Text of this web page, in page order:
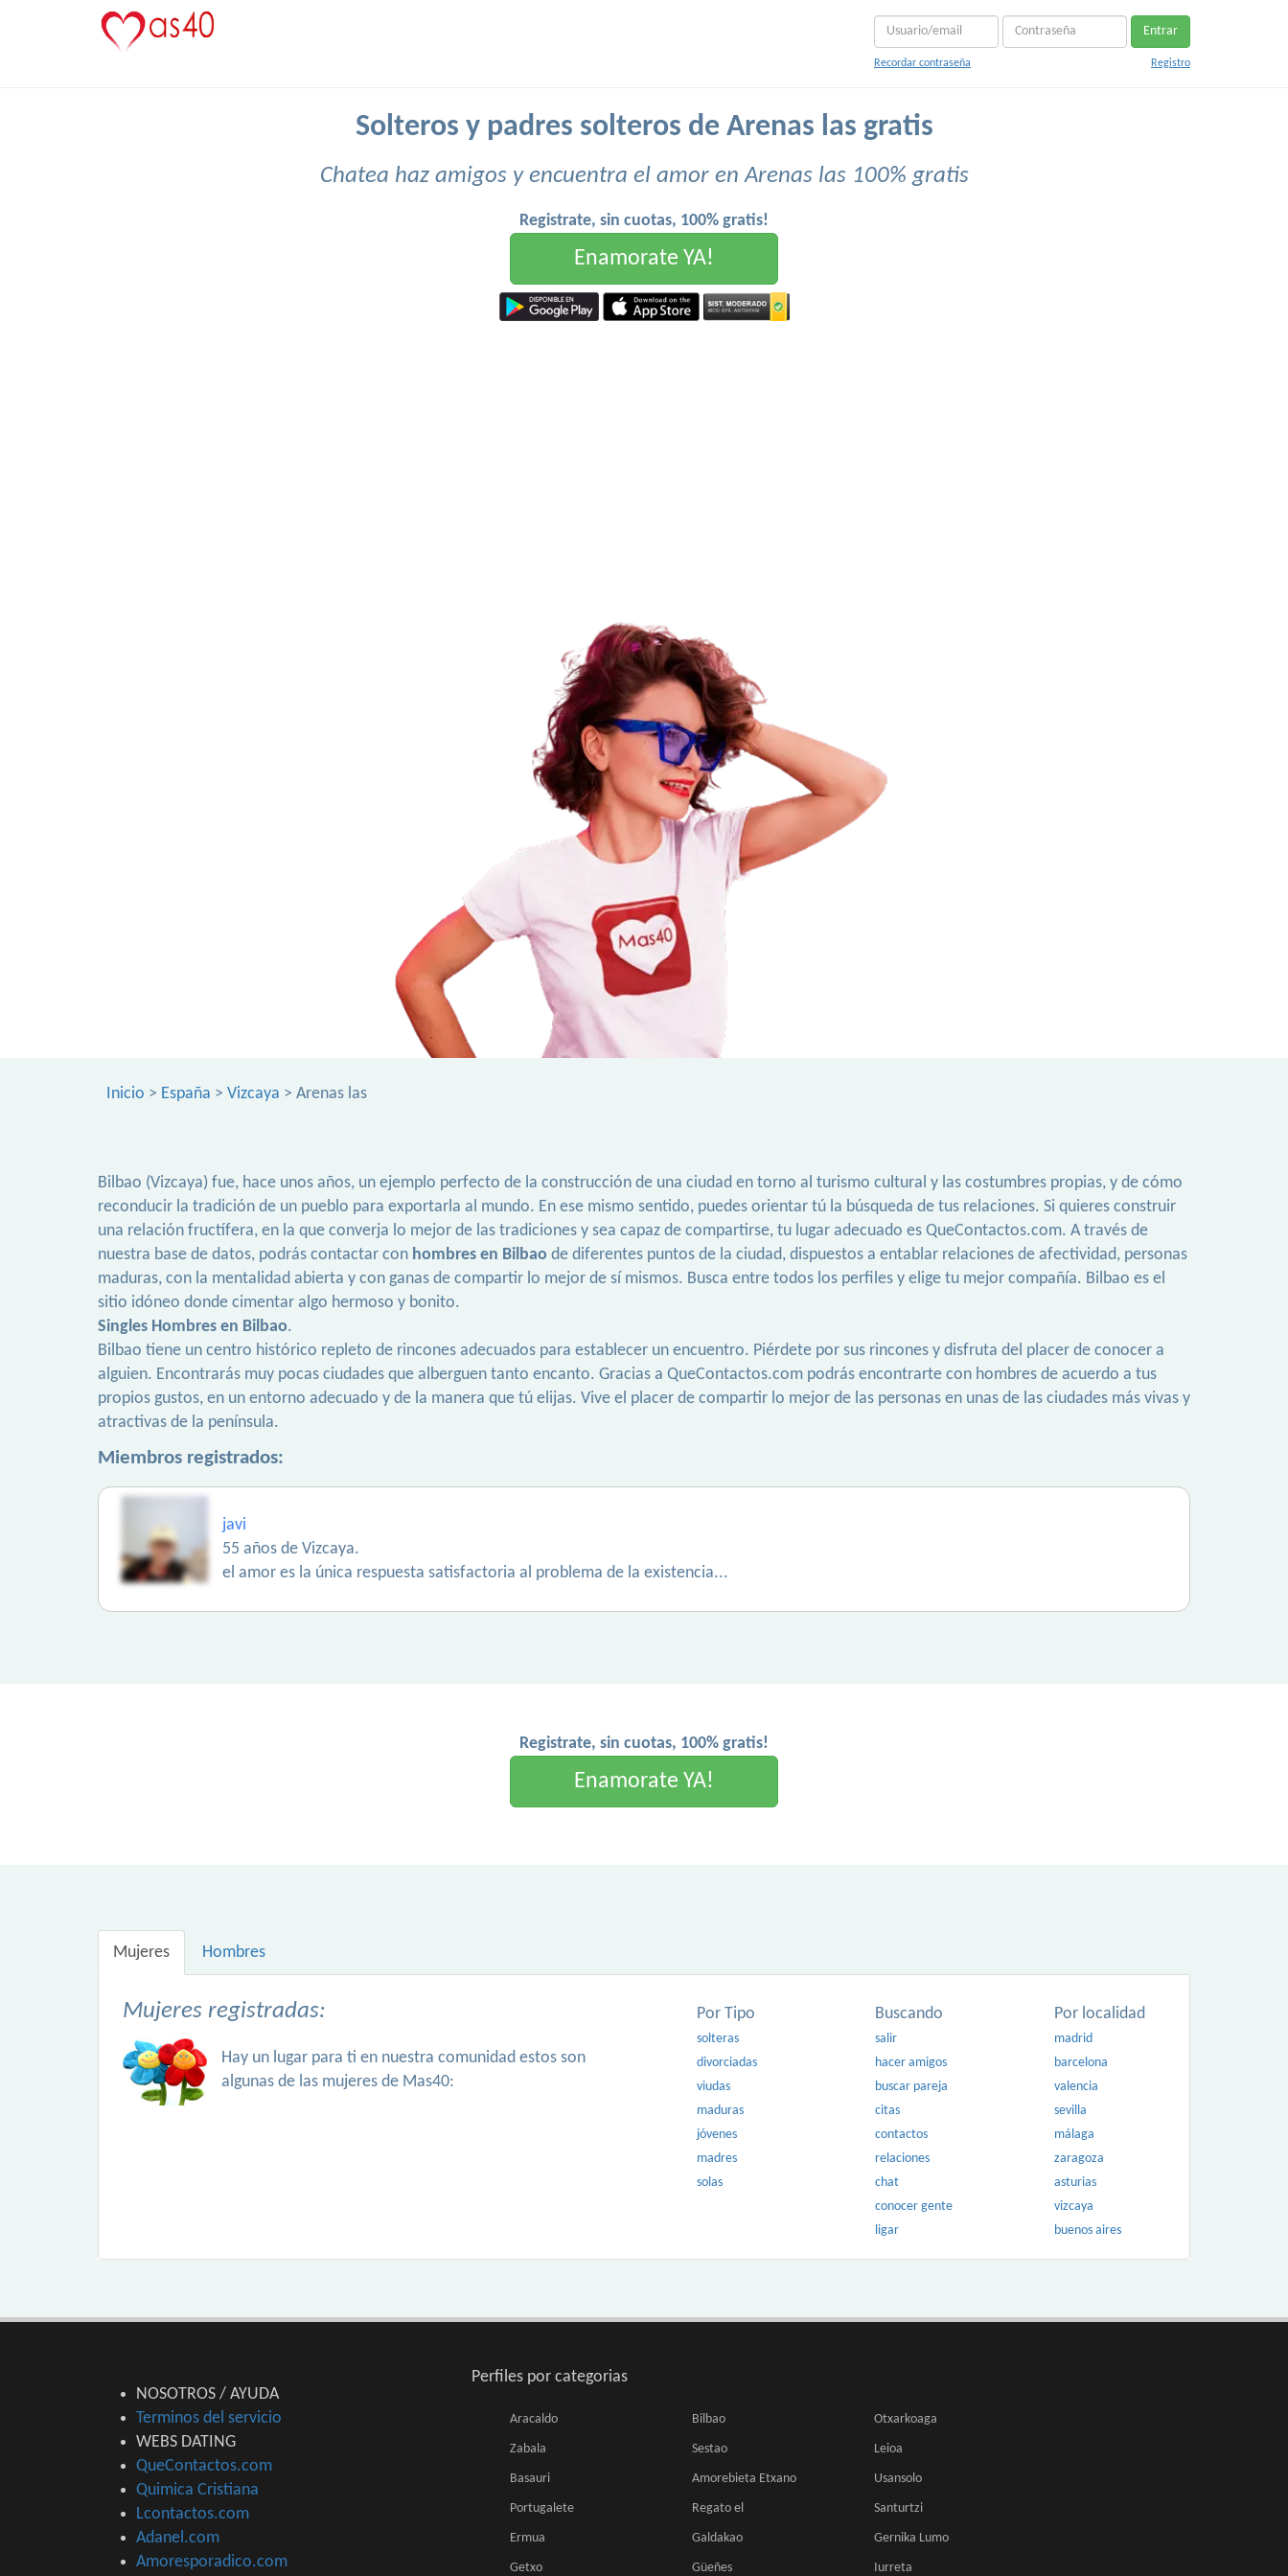
Entrar
Recordar contraseña Registro
Solteros y padres solteros de Arenas las gratis
Chatea haz amigos y encuentra el amor en Arenas las 100% gratis
Registrate, sin cuotas, 100% gratis!
Enamorate YA!
Inicio > España > Vizcaya > Arenas las
Bilbao (Vizcaya) fue, hace unos años, un ejemplo perfecto de la construcción de una ciudad en torno al turismo cultural y las costumbres propias, y de cómo
reconducir la tradición de un pueblo para exportarla al mundo. En ese mismo sentido, puedes orientar tú la búsqueda de tus relaciones. Si quieres construir
una relación fructífera, en la que converja lo mejor de las tradiciones y sea capaz de compartirse, tu lugar adecuado es QueContactos.com. A través de
nuestra base de datos, podrás contactar con hombres en Bilbao de diferentes puntos de la ciudad, dispuestos a entablar relaciones de afectividad, personas
maduras, con la mentalidad abierta y con ganas de compartir lo mejor de sí mismos. Busca entre todos los perfiles y elige tu mejor compañía. Bilbao es el
sitio idóneo donde cimentar algo hermoso y bonito.
Singles Hombres en Bilbao.
Bilbao tiene un centro histórico repleto de rincones adecuados para establecer un encuentro. Piérdete por sus rincones y disfruta del placer de conocer a
alguien. Encontrarás muy pocas ciudades que alberguen tanto encanto. Gracias a QueContactos.com podrás encontrarte con hombres de acuerdo a tus
propios gustos, en un entorno adecuado y de la manera que tú elijas. Vive el placer de compartir lo mejor de las personas en unas de las ciudades más vivas y
atractivas de la península.
Miembros registrados:
javi
55 años de Vizcaya.
el amor es la única respuesta satisfactoria al problema de la existencia...
Registrate, sin cuotas, 100% gratis!
Enamorate YA!
Mujeres Hombres
Mujeres registradas:
Hay un lugar para ti en nuestra comunidad estos son
algunas de las mujeres de Mas40:
Por Tipo
solteras
divorciadas
viudas
maduras
jóvenes
madres
solas
Buscando
salir
hacer amigos
buscar pareja
citas
contactos
relaciones
chat
conocer gente
ligar
Por localidad
madrid
barcelona
valencia
sevilla
málaga
zaragoza
asturias
vizcaya
buenos aires
NOSOTROS / AYUDA
Terminos del servicio
WEBS DATING
QueContactos.com
Quimica Cristiana
Lcontactos.com
Adanel.com
Amoresporadico.com
Perfiles por categorias
Aracaldo Bilbao Otxarkoaga
Zabala Sestao Leioa
Basauri Amorebieta Etxano Usansolo
Portugalete Regato el Santurtzi
Ermua Galdakao Gernika Lumo
Getxo Güeñes Iurreta